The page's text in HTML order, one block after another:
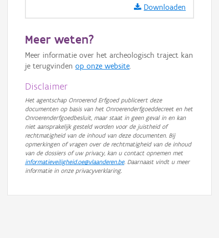
Downloaden
Meer weten?
Meer informatie over het archeologisch traject kan
je terugvinden op onze website.
Disclaimer
Het agentschap Onroerend Erfgoed publiceert deze
documenten op basis van het Onroerenderfgoeddecreet en het
Onroerenderfgoedbesluit, maar staat in geen geval in en kan
niet aansprakelijk gesteld worden voor de juistheid of
rechtmatigheid van de inhoud van deze documenten. Bij
opmerkingen of vragen over de rechtmatigheid van de inhoud
van de dossiers of uw privacy, kan u contact opnemen met
informatieveiligheid.oe@vlaanderen.be. Daarnaast vindt u meer
informatie in onze privacyverklaring.